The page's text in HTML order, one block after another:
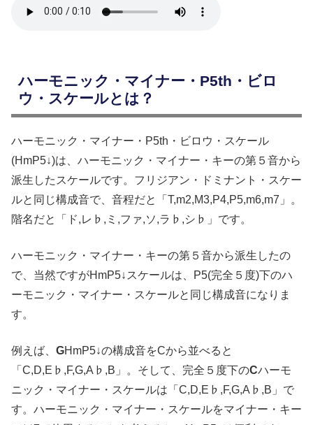
ハーモニック・マイナー・P5th・ビロ
ウ・スケールとは？
ハーモニック・マイナー・P5th・ビロウ・スケール
(HmP5↓)は、ハーモニック・マイナー・キーの第５音から
派生したスケールです。フリジアン・ドミナント・スケー
ルと同じ構成音で、音程だと「T,m2,M3,P4,P5,m6,m7」。
階名だと「ド,レ♭,ミ,ファ,ソ,ラ♭,シ♭」です。
ハーモニック・マイナー・キーの第５音から派生したの
で、当然ですがHmP5↓スケールは、P5(完全５度)下のハ
ーモニック・マイナー・スケールと同じ構成音になりま
す。
例えば、 GHmP5↓の構成音をCから並べると
「C,D,E♭,F,G,A♭,B」。そして、完全５度下のCハーモ
ニック・マイナー・スケールは「C,D,E♭,F,G,A♭,B」で
す。ハーモニック・マイナー・スケールをマイナー・キー